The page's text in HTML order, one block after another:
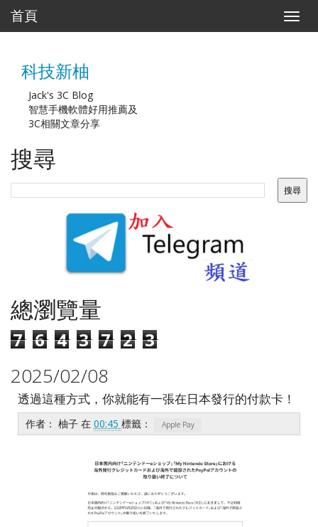
T
o
o
首頁
科技新柚
Jack's 3C Blog
智慧手機軟體好用推薦及
3C相關文章分享
搜尋
總瀏覽量
7 6 4 3 7 2 3
2025/02/08
透過這種方式，你就能有一張在日本發行的付款卡！
作者： 柚子 在 00:45 標籤： Apple Pay